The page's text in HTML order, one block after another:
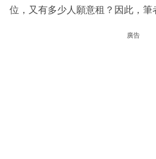
位，又有多少人願意租？因此，筆
廣告